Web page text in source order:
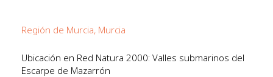
Región de Murcia, Murcia
Ubicación en Red Natura 2000: Valles submarinos del
Escarpe de Mazarrón